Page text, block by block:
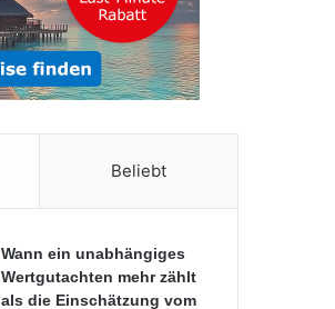
Beliebt
Wann ein unabhängiges
Wertgutachten mehr zählt
als die Einschätzung vom